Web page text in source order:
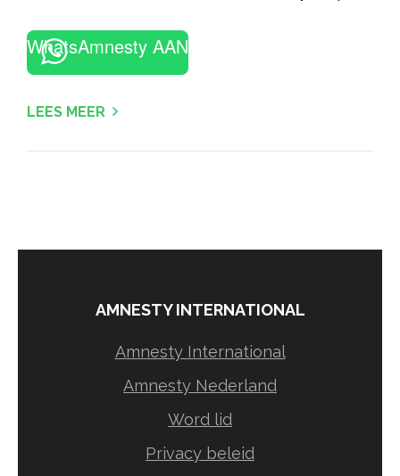
WhatsAmnesty AAN
LEES MEER
AMNESTY INTERNATIONAL
Amnesty International
Amnesty Nederland
Word lid
Privacy beleid